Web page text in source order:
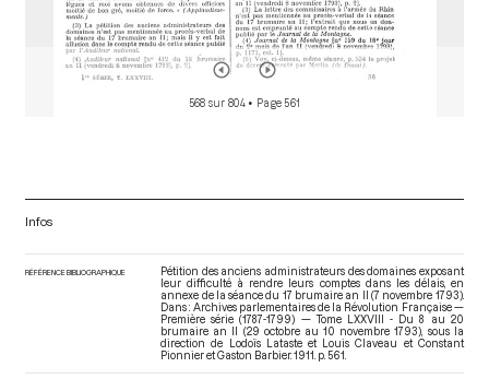
568 sur 804 • Page 561
Infos
RÉFÉRENCE BIBLIOGRAPHIQUE
Pétition des anciens administrateurs des domaines exposant
leur difficulté à rendre leurs comptes dans les délais, en
annexe de la séance du 17 brumaire an II (7 novembre 1793).
Dans : Archives parlementaires de la Révolution Française —
Première série (1787-1799) — Tome LXXVIII - Du 8 au 20
brumaire an II (29 octobre au 10 novembre 1793) , sous la
direction de Lodoïs Lataste et Louis Claveau et Constant
Pionnier et Gaston Barbier. 1911. p. 561.